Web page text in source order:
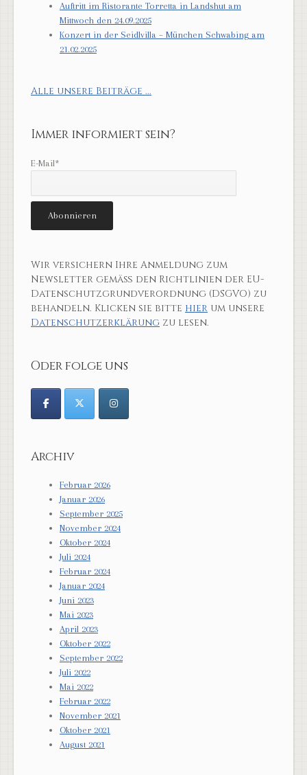
Auftritt im Ristorante Torretta in Landshut am
Mittwoch den 24.09.2025
Konzert in der Seidlvilla – München Schwabing am
21.02.2025
Alle unsere Beiträge ...
Immer informiert sein?
E-Mail*
Wir versichern Ihre Anmeldung zum
Newsletter gemäß den Richtlinien der EU-
Datenschutzgrundverordnung (DSGVO) zu
behandeln. Klicken sie bitte hier um unsere
Datenschutzerklärung zu lesen.
Oder folge uns
Archiv
Februar 2026
Januar 2026
September 2025
November 2024
Oktober 2024
Juli 2024
Februar 2024
Januar 2024
Juni 2023
Mai 2023
April 2023
Oktober 2022
September 2022
Juli 2022
Mai 2022
Februar 2022
November 2021
Oktober 2021
August 2021